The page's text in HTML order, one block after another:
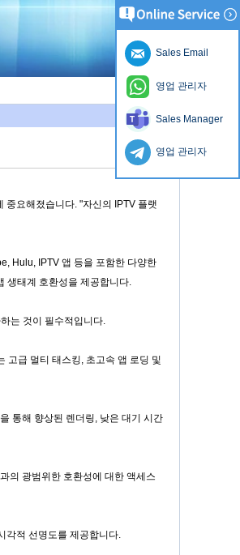
중요해졌습니다. "자신의 IPTV 플랫
Hulu, IPTV 앱 등을 포함한 다양한
생태계 호환성을 제공합니다.
는 것이 필수적입니다.
고급 멀티 태스킹, 초고속 앱 로딩 및
통해 향상된 렌더링, 낮은 대기 시간
의 광범위한 호환성에 대한 액세스
각적 선명도를 제공합니다.
Sales Email
영업 관리자
Sales Manager
영업 관리자